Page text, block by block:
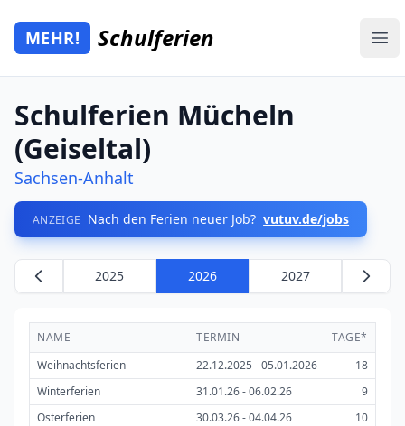
Zum Hauptinhalt springen
Mehr Schulferien
MEHR! Schulferien
Schulferien Mücheln
(Geiseltal)
Sachsen-Anhalt
ANZEIGE Nach den Ferien neuer Job? vutuv.de/jobs
2025 2026 2027
NAME TERMIN
TAGE*
Weihnachtsferien
22.12.2025 - 05.01.2026
18
Winterferien
31.01.26 - 06.02.26
9
Osterferien
30.03.26 - 04.04.26
10